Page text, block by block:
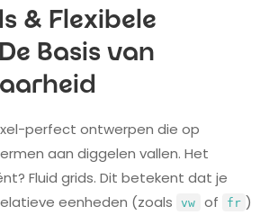
& Flexibele
Basis van
perfect ontwerpen die op
aan diggelen vallen. Het
Fluid grids. Dit betekent dat je
eenheden (zoals
vw of fr )